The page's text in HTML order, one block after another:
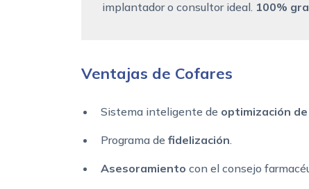
implantador o consultor ideal. 100%
Ventajas de Cofares
Sistema inteligente de optimización
Programa de fidelización.
Asesoramiento con el consejo